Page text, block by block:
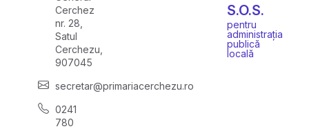
Cerchez
nr. 28,
Satul
Cerchezu,
907045
secretar@primariacerchezu.ro
0241
780
S.O.S.
pentru
administrația
publică
locală